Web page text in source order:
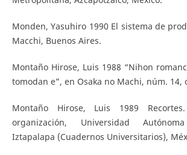
Monden, Yasuhiro 1990 El sistema de
Macchi, Buenos Aires.
Montaño Hirose, Luis 1988 “Nihon
tomodan e”, en Osaka no Machi, núm. 14,
Montaño Hirose, Luis 1989
organización, Universidad
Iztapalapa (Cuadernos Universitarios),